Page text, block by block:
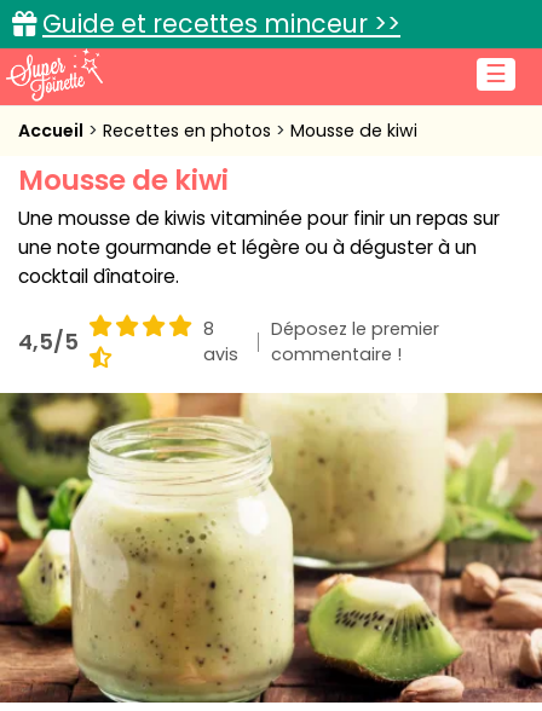
☰
Guide et recettes minceur >>
Accueil
Recettes de cuisine
Cuisine pratique
L'actu cuisine
Connexion
Accueil Recettes en photos Mousse de kiwi
Mousse de kiwi
Une mousse de kiwis vitaminée pour finir un repas sur
une note gourmande et légère ou à déguster à un
cocktail dînatoire.
4,5/5
8
avis
Déposez le premier
commentaire !